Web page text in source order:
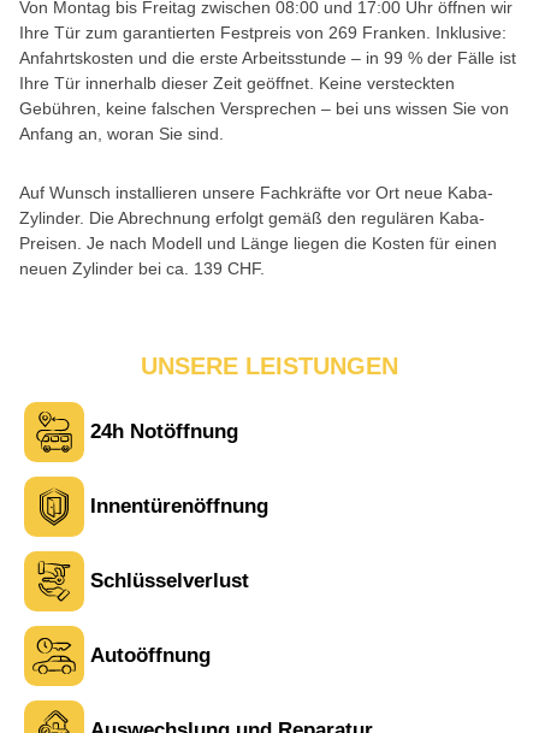
Von Montag bis Freitag zwischen 08:00 und 17:00 Uhr öffnen wir
Ihre Tür zum garantierten Festpreis von 269 Franken. Inklusive:
Anfahrtskosten und die erste Arbeitsstunde – in 99 % der Fälle ist
Ihre Tür innerhalb dieser Zeit geöffnet. Keine versteckten
Gebühren, keine falschen Versprechen – bei uns wissen Sie von
Anfang an, woran Sie sind.
Auf Wunsch installieren unsere Fachkräfte vor Ort neue Kaba-
Zylinder. Die Abrechnung erfolgt gemäß den regulären Kaba-
Preisen. Je nach Modell und Länge liegen die Kosten für einen
neuen Zylinder bei ca. 139 CHF.
UNSERE LEISTUNGEN
24h Notöffnung
Innentürenöffnung
Schlüsselverlust
Autoöffnung
Laura M. aus Zürich